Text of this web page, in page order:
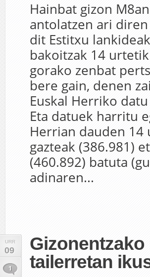
Hainbat gizon
antolatzen ari
dit Estitxu
bakoitzak 14
gorako zenbat
bere gain, denen
Euskal Herriko
Eta datuek harritu
Herrian dauden
gazteak (386.981)
(460.892) batuta
adinaren...
URR
09
1
tailerretan